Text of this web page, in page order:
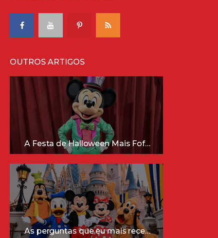
OUTROS ARTIGOS
A Festa de Halloween Mais Fofa da Disney Está Chegando!
As perguntas que eu mais recebo sobre a Disney (e as respostas mais sinceras!)